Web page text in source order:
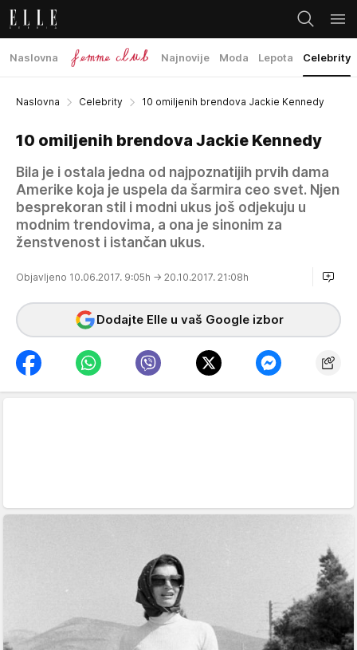
Naslovna Najnovije Moda Lepota Celebrity
Naslovna Celebrity 10 omiljenih brendova Jackie Kennedy
10 omiljenih brendova Jackie Kennedy
Bila je i ostala jedna od najpoznatijih prvih dama
Amerike koja je uspela da šarmira ceo svet. Njen
besprekoran stil i modni ukus još odjekuju u
modnim trendovima, a ona je sinonim za
ženstvenost i istančan ukus.
Objavljeno 10.06.2017. 9:05h → 20.10.2017. 21:08h
Dodajte Elle u vaš Google izbor